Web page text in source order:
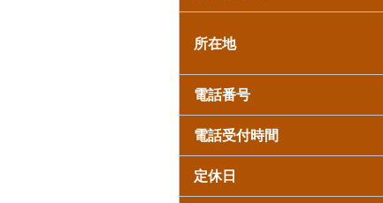
所在地
電話番号
電話受付時間
定休日